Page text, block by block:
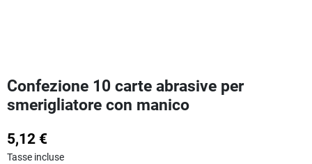
Confezione 10 carte abrasive per
smerigliatore con manico
5,12 €
Tasse incluse